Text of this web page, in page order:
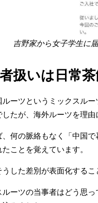
吉野家から女子学生に
扱いは日常
ーツというミックスル
したが、海外ルーツを理
、何の脈絡もなく「中国
ことを覚えています。
した差別が表面化する
ルーツの当事者はどう思